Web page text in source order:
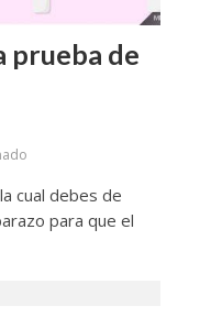
prueba de
cual debes de
para que el